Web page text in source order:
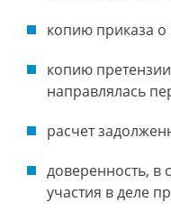
копию приказа
копию
направлялась
расчет
доверенность, в
участия в деле